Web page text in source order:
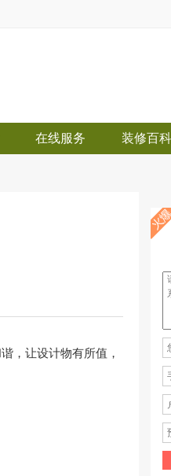
在线服务 装修百科
，让设计物有所值，